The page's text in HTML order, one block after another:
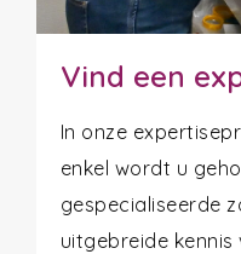
Vind een
In onze
enkel wordt u
gespecialiseerde
uitgebreide kennis